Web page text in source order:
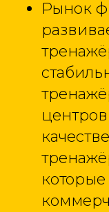
Рынок